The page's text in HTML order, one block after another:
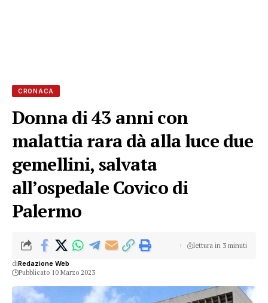
CRONACA
Donna di 43 anni con
malattia rara dà alla luce due
gemellini, salvata
all’ospedale Covico di
Palermo
diRedazione Web
Pubblicato 10 Marzo 2023
lettura in 3 minuti